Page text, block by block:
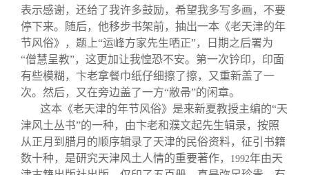
表示感谢，还给了我许多鼓励，希望我多写多画，不要
停下来。随后，他移步书架前，抽出一本《老天津的年
节风俗》，题上“运峰方家先生哂正”，日期之后署为
“僧慧呈教”，这更加让我惶恐不安。第一次钤印，印面
有些模糊，卞老拿餐巾纸仔细擦了擦，又重新盖了一
次。然后，又在旁边盖了一方“敝帚”的闲章。
这本《老天津的年节风俗》是来新夏教授主编的“天
津风土丛书”的一种，由卞老和濮文起先生辑录，按照
从正月到腊月的顺序辑录了天津的民俗资料，征引书籍
数十种，是研究天津风土人情的重要著作，
1992年由天